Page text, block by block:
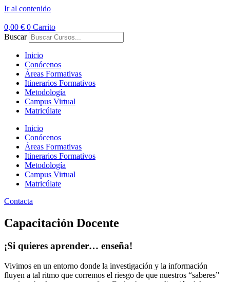
Ir al contenido
0,00 € 0 Carrito
Buscar
Inicio
Conócenos
Áreas Formativas
Itinerarios Formativos
Metodología
Campus Virtual
Matricúlate
Inicio
Conócenos
Áreas Formativas
Itinerarios Formativos
Metodología
Campus Virtual
Matricúlate
Contacta
Capacitación Docente
¡Si quieres aprender… enseña!
Vivimos en un entorno donde la investigación y la información
fluyen a tal ritmo que corremos el riesgo de que nuestros “saberes”